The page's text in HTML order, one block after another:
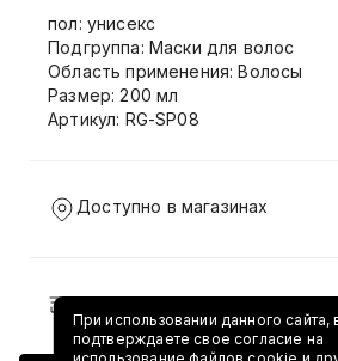
пол: унисекс
Подгруппа: Маски для волос
Область применения: Волосы
Размер: 200 мл
Артикул: RG-SP08
Доступно в магазинах
Доставка и возврат
При использовании данного сайта,
подтверждаете свое согласие на